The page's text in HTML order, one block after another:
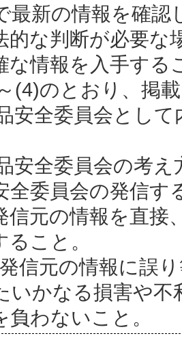
最新の情報を確認
的な判断が必要
な情報を入手する
(4)のとおり、掲
委員会として
委員会の考え
全委員会の発信す
信元の情報を直接
こと。
信元の情報に誤
いかなる損害や
わないこと。